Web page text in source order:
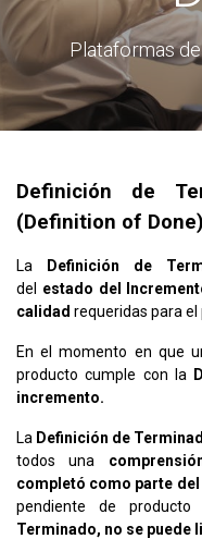
Plataformas
Definición de
(Definition of
La Definición de
del estado del
calidad requeridas para el
En el momento en que
producto cumple con la
incremento.
La Definición de
todos una
completó como parte
pendiente de producto
Terminado, no se puede